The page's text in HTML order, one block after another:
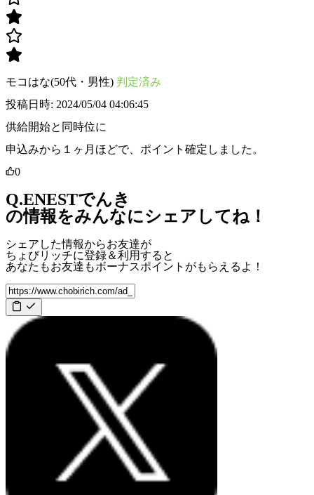
モコはな(50代・男性) 判定済み
投稿日時: 2024/05/04 04:06:45
供給開始と同時位に
申込みから１ヶ月ほどで、ポイント確定しました。
0
Q.ENESTでんき
の情報をみんなにシェアしてね！
シェアした情報からお友達が
ちょびリッチに登録＆利用すると
あなたもお友達もボーナスポイント がもらえるよ！